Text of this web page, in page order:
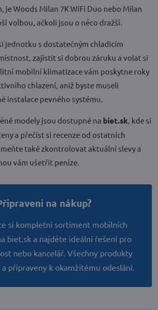
je Woods Milan 7K WiFi Duo nebo Milan
volbou, ačkoli jsou o něco dražší.
jednotku s dostatečným chladicím
zajistit si dobrou záruku a volat si
mobilní klimatizace vám poskytne roky
chlazení, aniž byste museli
instalace pevného systému.
modely jsou dostupné na biet.sk, kde si
a přečíst si recenze od ostatních
také zkontrolovat aktuální slevy a
vám ušetřit peníze.
na nákup?
si kompletní sortiment mobilních
biet.sk a najděte ideální řešení pro
nebo kancelář. Všechny produkty
a připraveny k okamžitému odeslání.